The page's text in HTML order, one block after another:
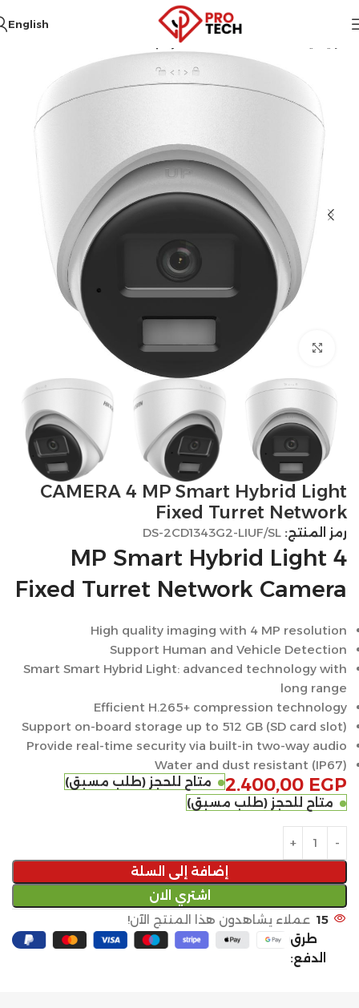
English
أنظمة المراقبة
Click to enlarge
CAMERA 4 MP Smart Hybrid Light
Fixed Turret Network
رمز المنتج: DS-2CD1343G2-LIUF/SL
4 MP Smart Hybrid Light
Fixed Turret Network Camera
High quality imaging with 4 MP resolution
Support Human and Vehicle Detection
Smart Smart Hybrid Light: advanced technology with
long range
Efficient H.265+ compression technology
Support on-board storage up to 512 GB (SD card slot)
Provide real-time security via built-in two-way audio
Water and dust resistant (IP67)
2.400,00 EGP
متاح للحجز (طلب مسبق)
متاح للحجز (طلب مسبق)
إضافة إلى السلة
اشتري الان
15 عملاء يشاهدون هذا المنتج الآن!
طرق
الدفع: